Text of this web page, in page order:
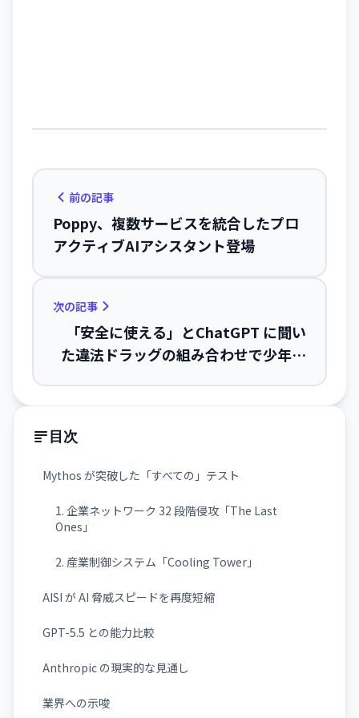
前の記事
Poppy、複数サービスを統合したプロ
アクティブAIアシスタント登場
次の記事
「安全に使える」とChatGPT に聞い
た違法ドラッグの組み合わせで少年が
目次
Mythos が突破した「すべての」テスト
1. 企業ネットワーク 32 段階侵攻「The Last
Ones」
2. 産業制御システム「Cooling Tower」
AISI が AI 脅威スピードを再度短縮
GPT-5.5 との能力比較
Anthropic の現実的な見通し
業界への示唆